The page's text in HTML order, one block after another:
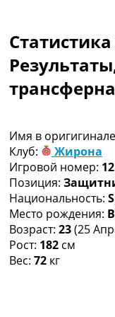
Украина.
Лига
Другие
Таблицы
Таблицы
Украина.
Украина.
Лига
Англия.
Испания.
Имя в
Клуб:
Жирона
Игровой номер: 12
Позиция:
Национальность:
Место рождения:
Возраст: 23(25
Рост: 182 см
Вес: 72 кг